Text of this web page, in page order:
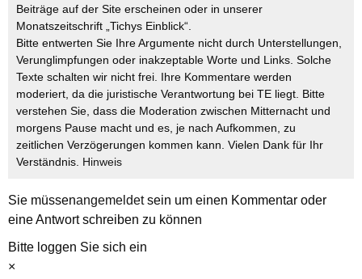
Beiträge auf der Site erscheinen oder in unserer
Monatszeitschrift „Tichys Einblick“.
Bitte entwerten Sie Ihre Argumente nicht durch Unterstellungen,
Verunglimpfungen oder inakzeptable Worte und Links. Solche
Texte schalten wir nicht frei. Ihre Kommentare werden
moderiert, da die juristische Verantwortung bei TE liegt. Bitte
verstehen Sie, dass die Moderation zwischen Mitternacht und
morgens Pause macht und es, je nach Aufkommen, zu
zeitlichen Verzögerungen kommen kann. Vielen Dank für Ihr
Verständnis. Hinweis
Sie müssenangemeldetsein um einen Kommentar oder
eine Antwort schreiben zu können
Bitte loggen Sie sich ein
×